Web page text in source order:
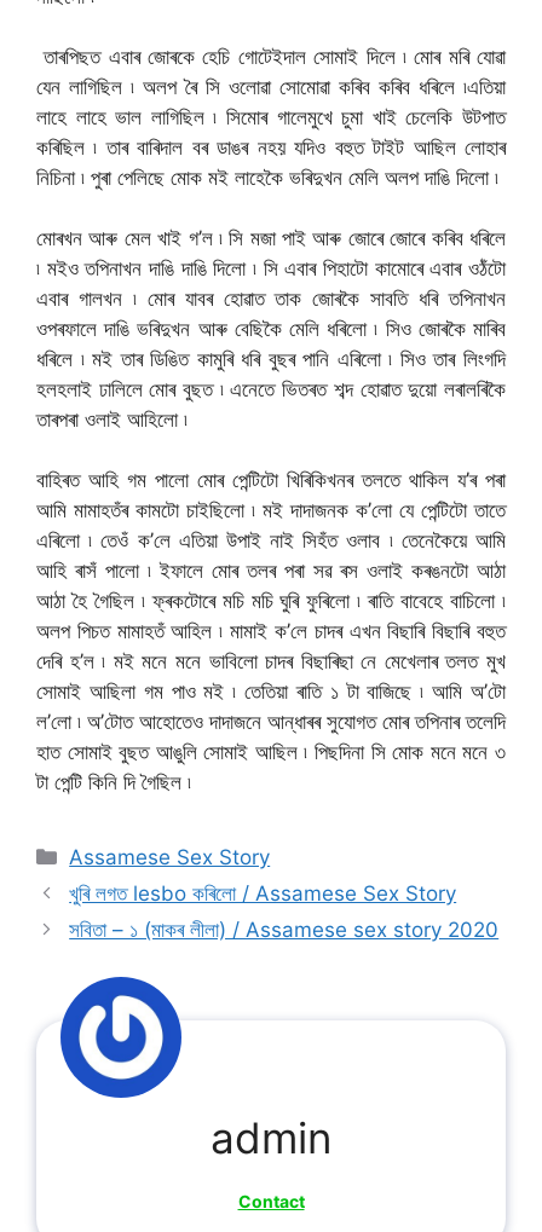
তাৰপিছত এবাৰ জোৰকে হেচি গোটেইদাল সোমাই দিলে ৷ মোৰ মৰি যোৱা
যেন লাগিছিল ৷ অলপ ৰৈ সি ওলোৱা সোমোৱা কৰিব কৰিব ধৰিলে ৷এতিয়া
লাহে লাহে ভাল লাগিছিল ৷ সিমোৰ গালেমুখে চুমা খাই চেলেকি উটপাত
কৰিছিল ৷ তাৰ বাৰিদাল বৰ ডাঙৰ নহয় যদিও বহুত টাইট আছিল লোহাৰ
নিচিনা ৷ পুৰা পেলিছে মোক মই লাহেকৈ ভৰিদুখন মেলি অলপ দাঙি দিলো ৷
মোৰখন আৰু মেল খাই গ’ল ৷ সি মজা পাই আৰু জোৰে জোৰে কৰিব ধৰিলে
৷ মইও তপিনাখন দাঙি দাঙি দিলো ৷ সি এবাৰ পিহাটো কামোৰে এবাৰ ওঠঁটো
এবাৰ গালখন ৷ মোৰ যাবৰ হোৱাত তাক জোৰকৈ সাবতি ধৰি তপিনাখন
ওপৰফালে দাঙি ভৰিদুখন আৰু বেছিকৈ মেলি ধৰিলো ৷ সিও জোৰকৈ মাৰিব
ধৰিলে ৷ মই তাৰ ডিঙিত কামুৰি ধৰি বুছৰ পানি এৰিলো ৷ সিও তাৰ লিংগদি
হলহলাই ঢালিলে মোৰ বুছত ৷ এনেতে ভিতৰত শব্দ হোৱাত দুয়ো লৰালৰিকৈ
তাৰপৰা ওলাই আহিলো ৷
বাহিৰত আহি গম পালো মোৰ পেন্টিটো খিৰিকিখনৰ তলতে থাকিল য’ৰ পৰা
আমি মামাহতঁৰ কামটো চাইছিলো ৷ মই দাদাজনক ক’লো যে পেন্টিটো তাতে
এৰিলো ৷ তেওঁ ক’লে এতিয়া উপাই নাই সিহঁত ওলাব ৷ তেনেকৈয়ে আমি
আহি ৰাসঁ পালো ৷ ইফালে মোৰ তলৰ পৰা সৱ ৰস ওলাই কৰঙনটো আঠা
আঠা হৈ গৈছিল ৷ ফ্ৰকটোৰে মচি মচি ঘুৰি ফুৰিলো ৷ ৰাতি বাবেহে বাচিলো ৷
অলপ পিচত মামাহতঁ আহিল ৷ মামাই ক’লে চাদৰ এখন বিছাৰি বিছাৰি বহুত
দেৰি হ’ল ৷ মই মনে মনে ভাবিলো চাদৰ বিছাৰিছা নে মেখেলাৰ তলত মুখ
সোমাই আছিলা গম পাও মই ৷ তেতিয়া ৰাতি ১ টা বাজিছে ৷ আমি অ’টো
ল’লো ৷ অ’টোত আহোতেও দাদাজনে আন্ধাৰৰ সুযোগত মোৰ তপিনাৰ তলেদি
হাত সোমাই বুছত আঙুলি সোমাই আছিল ৷ পিছদিনা সি মোক মনে মনে ৩
টা পেন্টি কিনি দি গৈছিল ৷
Categories
Assamese Sex Story
খুৰি লগত lesbo কৰিলো / Assamese Sex Story
সবিতা – ১ (মাকৰ লীলা) / Assamese sex story 2020
admin
Contact